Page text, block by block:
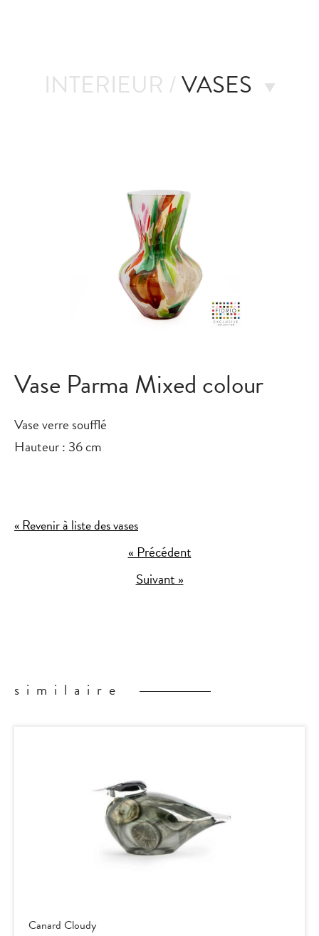
INTERIEUR /VASES
Vase Parma Mixed colour
Vase verre soufflé
Hauteur : 36 cm
« Revenir à liste des vases
« Précédent
Suivant »
similaire
Canard Cloudy